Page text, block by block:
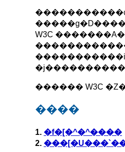
W3C
������ W3C
����
1. �f�[�^�^����
2.